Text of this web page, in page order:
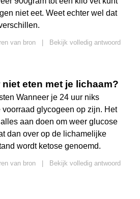
niet eet. Weet echter wel dat
van bron
Bekijk volledig antwoord
eten met je lichaam?
Wanneer je 24 uur niks
glycogeen op zijn. Het
aan doen om weer glucose
dan over op de lichamelijke
wordt ketose genoemd.
van bron
Bekijk volledig antwoord